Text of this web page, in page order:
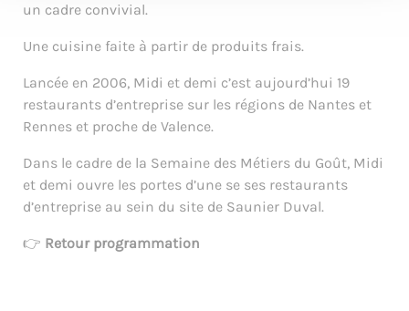
un cadre convivial.
Une cuisine faite à partir de produits frais.
Lancée en 2006, Midi et demi c’est aujourd’hui 19
restaurants d’entreprise sur les régions de Nantes et
Rennes et proche de Valence.
Dans le cadre de la Semaine des Métiers du Goût, Midi
et demi ouvre les portes d’une se ses restaurants
d’entreprise au sein du site de Saunier Duval.
👉 Retour programmation